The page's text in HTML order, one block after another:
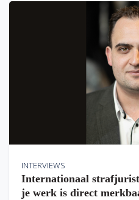
INTERVIEWS
Internationaal strafjurist
je werk is direct